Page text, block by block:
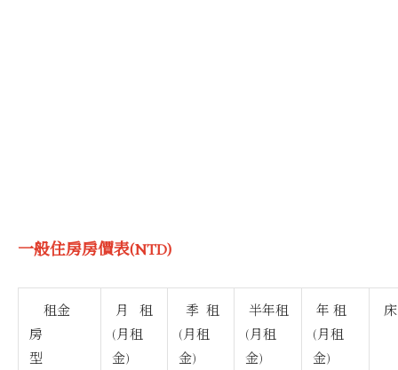
一般住房房價表(NTD)
租金
房
型
月 租
(月租
金)
季 租
(月租
金)
半年租
(月租
金)
年 租
(月租
金)